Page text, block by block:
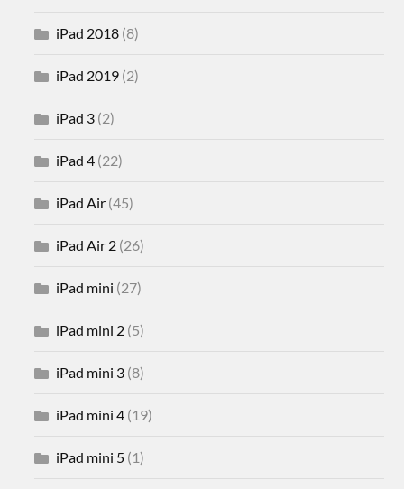
iPad 2018 (8)
iPad 2019 (2)
iPad 3 (2)
iPad 4 (22)
iPad Air (45)
iPad Air 2 (26)
iPad mini (27)
iPad mini 2 (5)
iPad mini 3 (8)
iPad mini 4 (19)
iPad mini 5 (1)